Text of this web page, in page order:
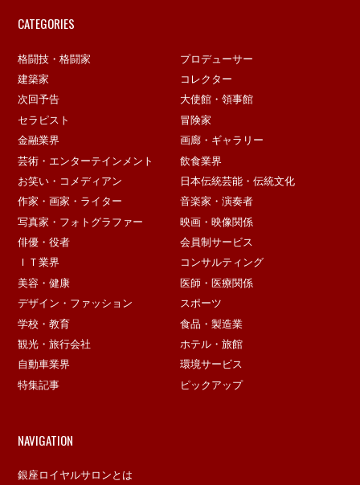
CATEGORIES
格闘技・格闘家
プロデューサー
建築家
コレクター
次回予告
大使館・領事館
セラピスト
冒険家
金融業界
画廊・ギャラリー
芸術・エンターテインメント
飲食業界
お笑い・コメディアン
日本伝統芸能・伝統文化
作家・画家・ライター
音楽家・演奏者
写真家・フォトグラファー
映画・映像関係
俳優・役者
会員制サービス
ＩＴ業界
コンサルティング
美容・健康
医師・医療関係
デザイン・ファッション
スポーツ
学校・教育
食品・製造業
観光・旅行会社
ホテル・旅館
自動車業界
環境サービス
特集記事
ピックアップ
NAVIGATION
銀座ロイヤルサロンとは